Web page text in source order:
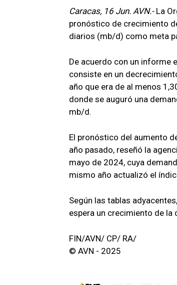
Caracas, 16 Jun. AVN.- La
pronóstico de crecimiento
diarios (mb/d) como meta
De acuerdo con un informe
consiste en un
año que era de al menos
donde se auguró una
mb/d.
El pronóstico del aumento
año pasado, reseñó la
mayo de 2024, cuya
mismo año actualizó el
Según las tablas
espera un crecimiento de la
FIN/AVN/ CP/ RA/
© AVN - 2025